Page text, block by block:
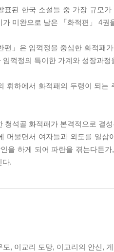
표된 한국 소설들 중 가장 규모
가 미완으로 남은 「화적편」 4
편」은 임꺽정을 중심한 화적패
임꺽정의 특이한 가계와 성장과정
휘하에서 화적패의 두령이 되
청석골 화적패가 본격적으로
머물면서 여자들과 외도를 일
을 하게 되어 파란을 겪는다든
다.
, 이교리 도망, 이교리의 안신,